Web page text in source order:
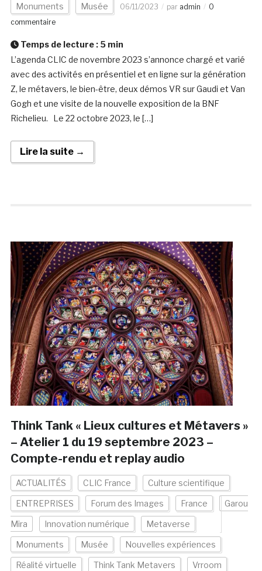
Monuments Musée 06/11/2023 par admin
0
commentaire
Temps de lecture : 5 min
L’agenda CLIC de novembre 2023 s’annonce chargé et varié
avec des activités en présentiel et en ligne sur la génération
Z, le métavers, le bien-être, deux démos VR sur Gaudi et Van
Gogh et une visite de la nouvelle exposition de la BNF
Richelieu. Le 22 octobre 2023, le […]
Lire la suite →
Think Tank « Lieux cultures et Métavers »
– Atelier 1 du 19 septembre 2023 –
Compte-rendu et replay audio
ACTUALITÉS CLIC France Culture scientifique
ENTREPRISES Forum des Images France Garou
Mira Innovation numérique Metaverse
Monuments Musée Nouvelles expériences
Réalité virtuelle Think Tank Metavers Vrroom